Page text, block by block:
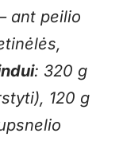
ant peilio
: 320 g
120 g